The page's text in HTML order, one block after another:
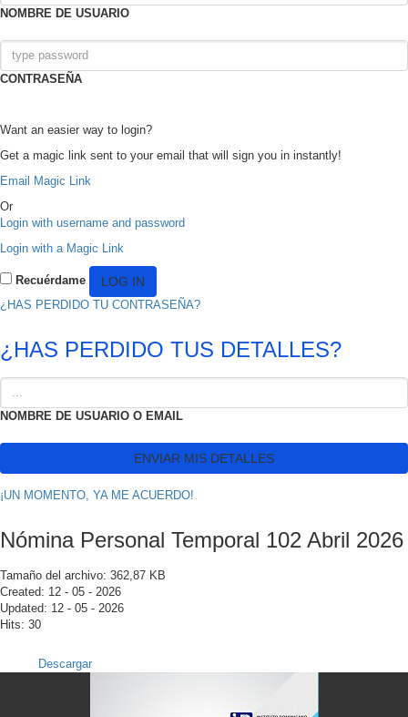
NOMBRE DE USUARIO
CONTRASEÑA
Want an easier way to login?
Get a magic link sent to your email that will sign you in instantly!
Email Magic Link
Or
Login with username and password
Login with a Magic Link
Recuérdame
¿HAS PERDIDO TU CONTRASEÑA?
¿HAS PERDIDO TUS DETALLES?
NOMBRE DE USUARIO O EMAIL
¡UN MOMENTO, YA ME ACUERDO!
Nómina Personal Temporal 102 Abril 2026
Tamaño del archivo: 362,87 KB
Created: 12 - 05 - 2026
Updated: 12 - 05 - 2026
Hits: 30
Descargar